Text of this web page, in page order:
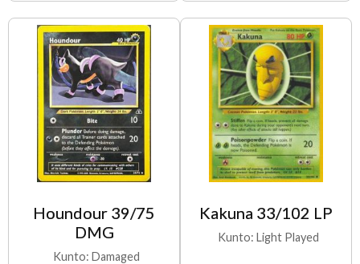
Houndour 39/75
DMG
Kunto: Damaged
Kakuna 33/102 LP
Kunto: Light Played